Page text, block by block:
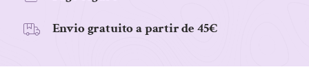
Envio gratuito a partir de 45€